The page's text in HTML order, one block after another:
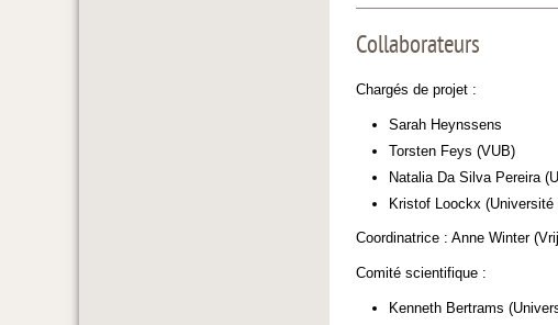
Collaborateurs
Chargés de projet :
Sarah Heynssens
Torsten Feys (VUB)
Natalia Da Silva Pereira
Kristof Loockx (Université
Coordinatrice : Anne Winter
Comité scientifique :
Kenneth Bertrams